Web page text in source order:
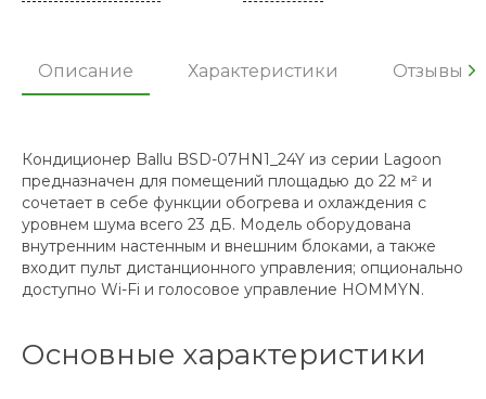
Описание Характеристики Отзывы
Кондиционер Ballu BSD-07HN1_24Y из серии Lagoon
предназначен для помещений площадью до 22 м² и
сочетает в себе функции обогрева и охлаждения с
уровнем шума всего 23 дБ. Модель оборудована
внутренним настенным и внешним блоками, а также
входит пульт дистанционного управления; опционально
доступно Wi-Fi и голосовое управление HOMMYN.
Основные характеристики